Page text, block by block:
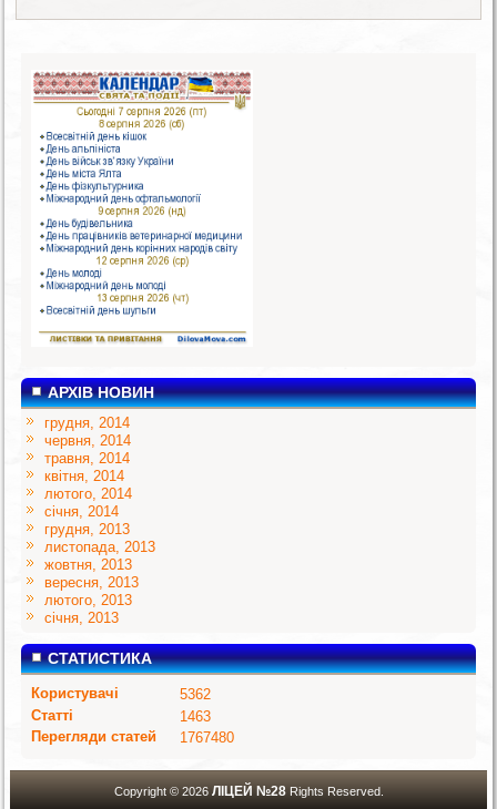
АРХІВ НОВИН
грудня, 2014
червня, 2014
травня, 2014
квітня, 2014
лютого, 2014
січня, 2014
грудня, 2013
листопада, 2013
жовтня, 2013
вересня, 2013
лютого, 2013
січня, 2013
СТАТИСТИКА
Користувачі
5362
Статті
1463
Перегляди статей
1767480
Copyright © 2026 ЛІЦЕЙ №28Rights Reserved.